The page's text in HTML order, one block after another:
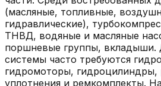
(масляные, топливные,
гидравлические),
ТНВД, водяные и масляные
поршневые группы, вкладыши.
системы часто требуются
гидромоторы, гидроцилиндры,
уплотнения и ремкомплекты.